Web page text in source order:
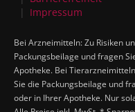
Impressum
Bei Arzneimitteln: Zu Risiken
Packungsbeilage und fragen
Apotheke. Bei
Sie die Packungsbeilage und
oder in Ihrer Apotheke. Nur